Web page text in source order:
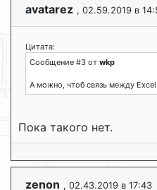
avatarez , 02.59.2019 в
Цитата:
Сообщение #3 от wkp
А можно, чтоб связь между
Пока такого нет.
zenon , 02.43.2019 в 17:43